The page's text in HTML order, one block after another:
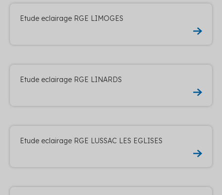
Etude eclairage RGE LIMOGES
Etude eclairage RGE LINARDS
Etude eclairage RGE LUSSAC LES EGLISES